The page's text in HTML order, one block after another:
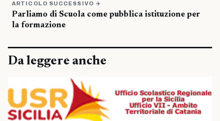
ARTICOLO SUCCESSIVO →
Parliamo di Scuola come pubblica istituzione per
la formazione
Da leggere anche